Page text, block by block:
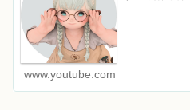
www.youtube.com